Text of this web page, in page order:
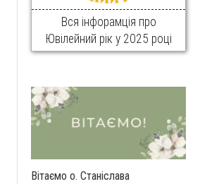
Вся інфорамція про
Ювілейний рік у 2025 році
Вітаємо о. Станіслава